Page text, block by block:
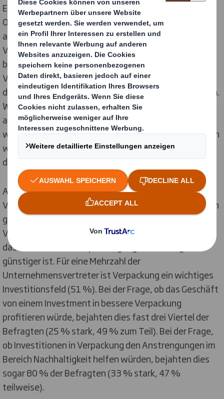
Ein weiteres, nicht zu unterschätzendes Risiko für
Online-Händler ist, dass Produktebeschädigt
ankommen, wodurch die ursprüngliche Funktion der
Verpackung vernachlässigt wird. Rund die Hälfte der
befragten Verbraucher gab an, dass sie sich über
Verpackungen ärgern, die den unversehrten Zustand
des darin enthaltenen Produkts leichtfertig gefährden.
Während 47 % angaben, dass sie zögern würden,
aufgrund eines beschädigt gelieferten Produkts einen
weiteren Kauf bei dem Einzelhändler zu tätigen, gaben
weitere 43 % an, dass sie in diesem Fall negativ über
die Marke denken würden.
Aus derSicht der Händlergestaltet sich das Thema
Verpackung zwiespältig. Immerhin 40 % der Befragten
gaben an, schon öfters nicht wirklich passende
Verpackung genutzt zu haben. Hauptgrund hierfür sei,
dass der Kauf von Verpackung in großen Mengen
günstiger ist. Für eine Mehrzahl der
Unternehmensvertreter ist Verpackung ein wichtiges
Investitionsfeld (51 %). Bei der Frage, ob das Geschäft
von einem Investment in bessere Verpackung
profitieren würde, bejahten dies fast drei Viertel der
Befragten (25 % stark, 49 % zum Teil). Bei der Frage,
ob Investitionen in Verpackung den Anstrengungen im
Bereich Nachhaltigkeit helfen würden, bejahten dies
sogar 80 % der Befragten (33 % stark, 47 %
teilweise).